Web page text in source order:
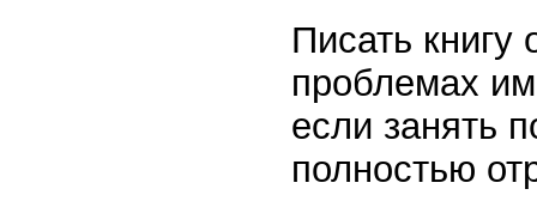
Писать книгу
проблемах
если занять
полностью